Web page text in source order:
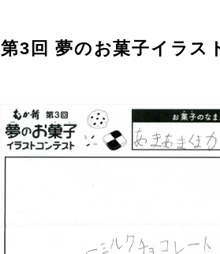
第3回 夢のお菓子イラス